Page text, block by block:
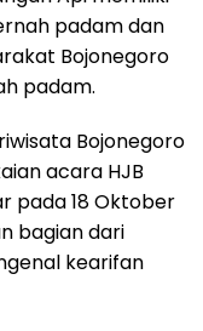
padam dan
Bojonegoro
padam.
Bojonegoro
acara HJB
pada 18 Oktober
bagian dari
kearifan